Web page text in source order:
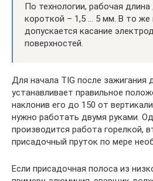
По технологии, рабочая
короткой – 1,5 … 5 мм. В то же
допускается касание
поверхностей.
Для начала TIG после зажигания
устанавливает правильное
наклонив его до 150 от
нужно работать двумя руками.
производится работа горелкой,
присадочный пруток по мере
Если присадочная полоса из